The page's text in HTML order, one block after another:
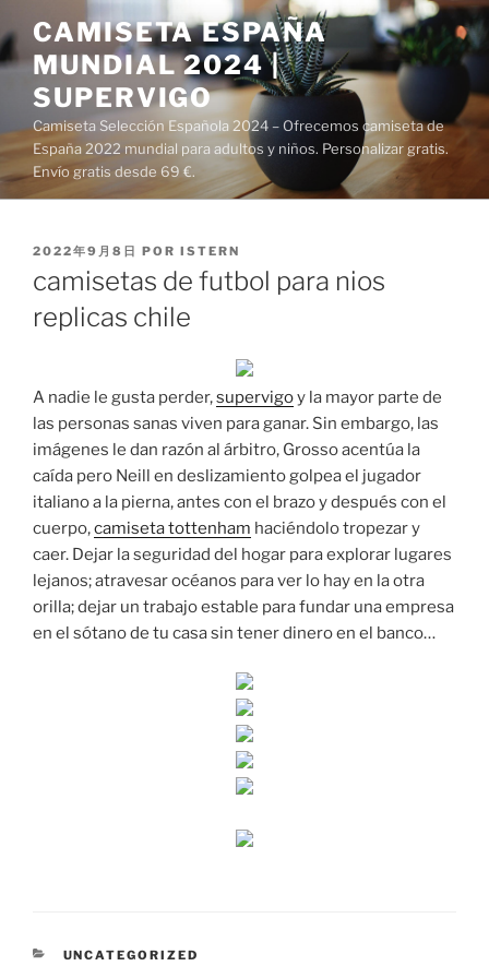
al
contenido
CAMISETA ESPAÑA
MUNDIAL 2024 |
SUPERVIGO
Camiseta Selección Española 2024 – Ofrecemos camiseta de
España 2022 mundial para adultos y niños. Personalizar gratis.
Envío gratis desde 69 €.
PUBLICADO
2022年9月8日 POR ISTERN
camisetas de futbol para nios
replicas chile
A nadie le gusta perder,supervigoy la mayor parte de
las personas sanas viven para ganar. Sin embargo, las
imágenes le dan razón al árbitro, Grosso acentúa la
caída pero Neill en deslizamiento golpea el jugador
italiano a la pierna, antes con el brazo y después con el
cuerpo,camiseta tottenham haciéndolo tropezar y
caer. Dejar la seguridad del hogar para explorar lugares
lejanos; atravesar océanos para ver lo hay en la otra
orilla; dejar un trabajo estable para fundar una empresa
en el sótano de tu casa sin tener dinero en el banco…
CATEGORÍAS
UNCATEGORIZED